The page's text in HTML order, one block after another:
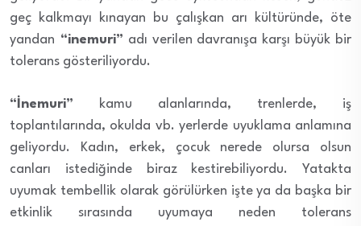
geç kalkmayı kınayan bu çalışkan arı kültüründe, öte
yandan “inemuri” adı verilen davranışa karşı büyük bir
tolerans gösteriliyordu.
“İnemuri” kamu alanlarında, trenlerde, iş
toplantılarında, okulda vb. yerlerde uyuklama anlamına
geliyordu. Kadın, erkek, çocuk nerede olursa olsun
canları istediğinde biraz kestirebiliyordu. Yatakta
uyumak tembellik olarak görülürken işte ya da başka bir
etkinlik sırasında uyumaya neden tolerans